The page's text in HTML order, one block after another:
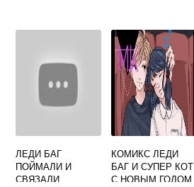
ЛЕДИ БАГ
ПОЙМАЛИ И
СВЯЗАЛИ
КОМИКС ЛЕДИ
БАГ И СУПЕР КОТ
С НОВЫМ ГОДОМ